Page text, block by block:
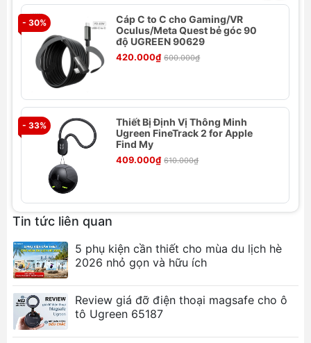
Thương hiệu: UGREEN
Tên sản phẩm: Túi đựng trạm phát điện di
động PowerRoam GS1200 1200W LP667
Số hiệu: LP667
Màu sắc: Xám
Trọng lượng: ~498 gram
Tính năng nổi bật
Bảo vệ trạm phát điện PowerRoam GS1200
khỏi va đập, trầy xước.
Chất liệu chắc chắn, bền bỉ.
Ngăn phụ đựng phụ kiện tiện lợi.
Thiết kế gọn nhẹ, dễ dàng mang theo.
Ảnh sản phẩm
- 30%
Cáp C to C cho Gaming/VR
Oculus/Meta Quest bẻ góc 90
độ UGREEN 90629
420.000₫ 600.000₫
- 33%
Thiết Bị Định Vị Thông Minh
Ugreen FineTrack 2 for Apple
Find My
409.000₫ 610.000₫
Tin tức liên quan
5 phụ kiện cần thiết cho mùa du lịch hè
2026 nhỏ gọn và hữu ích
Review giá đỡ điện thoại magsafe cho ô
tô Ugreen 65187